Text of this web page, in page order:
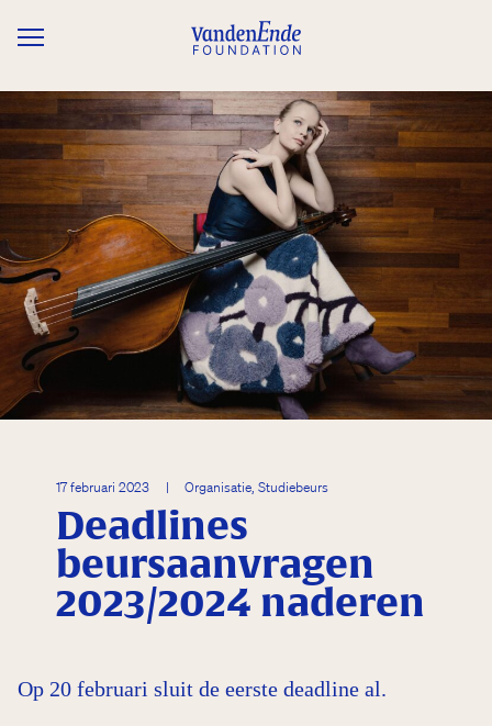
Overslaan en naar de inhoud gaan
17 februari 2023 | Organisatie, Studiebeurs
Deadlines
beursaanvragen
2023/2024 naderen
Op 20 februari sluit de eerste deadline al.